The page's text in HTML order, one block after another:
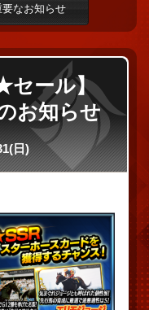
要なお知らせ
セール】
お知らせ
日)